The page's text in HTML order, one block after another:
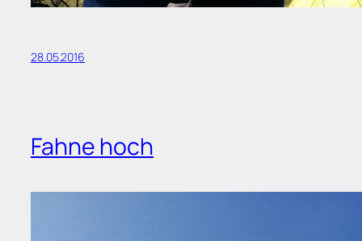
28.05.2016
Fahne hoch